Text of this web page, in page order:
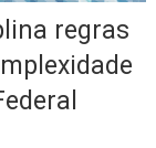
regras